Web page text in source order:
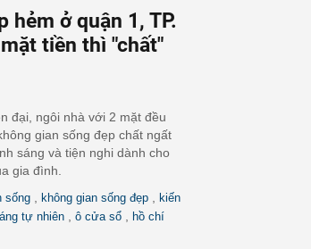
hẻm ở quận 1, TP.
tiền thì "chất"
đại, ngôi nhà với 2 mặt đều
gian sống đẹp chất ngất
sáng và tiện nghi dành cho
gia đình.
sống không gian sống đẹp
kiến
tự nhiên ô cửa sổ
hồ chí